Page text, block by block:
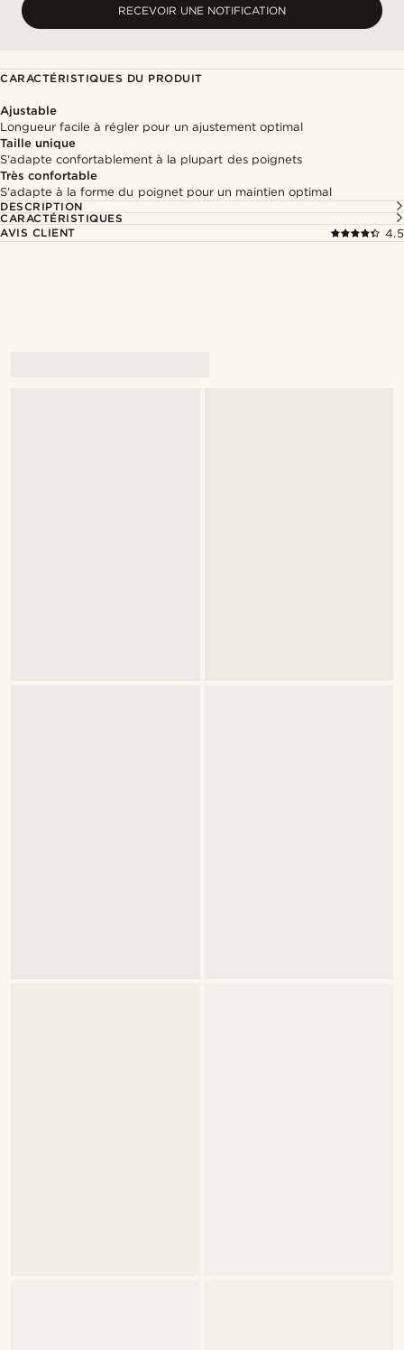
RECEVOIR UNE NOTIFICATION
CARACTÉRISTIQUES DU PRODUIT
Ajustable
Longueur facile à régler pour un ajustement optimal
Taille unique
S'adapte confortablement à la plupart des poignets
Très confortable
S'adapte à la forme du poignet pour un maintien optimal
DESCRIPTION
CARACTÉRISTIQUES
AVIS CLIENT
4.5